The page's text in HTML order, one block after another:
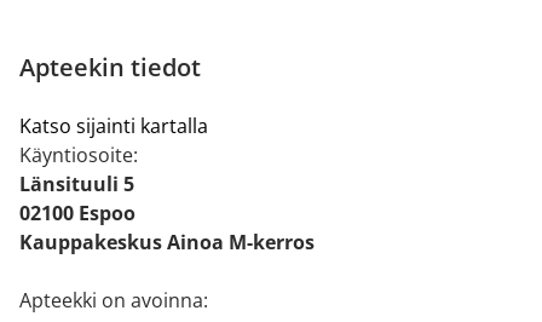
Apteekin tiedot
Katso sijainti kartalla
Käyntiosoite:
Länsituuli 5
02100 Espoo
Kauppakeskus Ainoa M-kerros
Apteekki on avoinna: